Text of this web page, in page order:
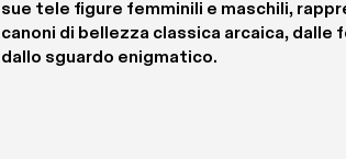
sue tele figure femminili e maschili,
canoni di bellezza classica arcaica, dalle
dallo sguardo enigmatico.